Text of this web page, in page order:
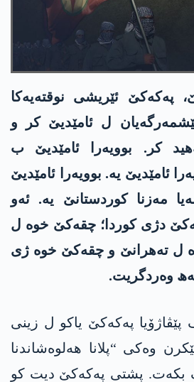
پەکەکێ ئێریشی نوقتەیەکا
ل ئامێدیێ کر و
کر. بوویەرا ئامێدیێ ب
ئامێدیێ یە. بوویەرا ئامێدیێ
مەزنا کوردستانێ یە. ئەو
دژی کوردا؛ چقەکێ خوە ل
ل تەھرانێ و چقەکێ خوە ژی
وەردگریت.
پەکەکێ یاکو ل زینی
وەکی “پلانا ھەلوەشاندنا
بکەت. پشتی پەکەکێ دیت کو